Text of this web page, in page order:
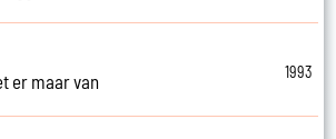
er maar van
1993